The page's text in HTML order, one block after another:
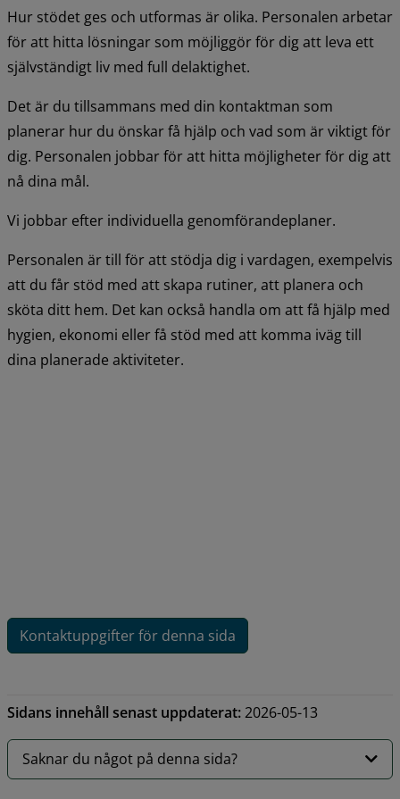
Hur stödet ges och utformas är olika. Personalen arbetar
för att hitta lösningar som möjliggör för dig att leva ett
självständigt liv med full delaktighet.
Det är du tillsammans med din kontaktman som
planerar hur du önskar få hjälp och vad som är viktigt för
dig. Personalen jobbar för att hitta möjligheter för dig att
nå dina mål.
Vi jobbar efter individuella genomförandeplaner.
Personalen är till för att stödja dig i vardagen, exempelvis
att du får stöd med att skapa rutiner, att planera och
sköta ditt hem. Det kan också handla om att få hjälp med
hygien, ekonomi eller få stöd med att komma iväg till
dina planerade aktiviteter.
Kontaktuppgifter för denna sida
Sidans innehåll senast uppdaterat:2026-05-13
Saknar du något på denna sida?